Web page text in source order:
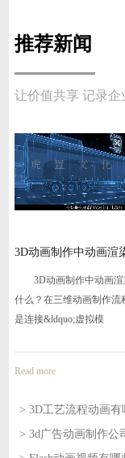
推荐新闻
让价值共享 记录企
画制作中动画渲染的
画制作中动画渲染的作
？在三维动画制作流程中，
接&ldquo;虚拟模
more
> 3D工艺流程动画
> 3d广告动画制作公